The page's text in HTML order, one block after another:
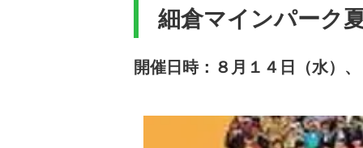
細倉マインパーク
開催日時：８月１４日（水）